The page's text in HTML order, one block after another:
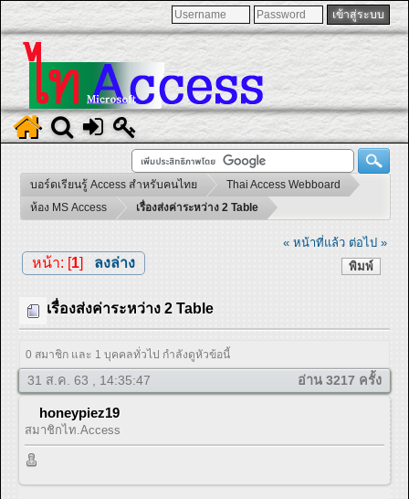
บอร์ดเรียนรู้ Access สำหรับคนไทย
Thai Access Webboard
ห้อง MS Access
เรื่องส่งค่าระหว่าง 2 Table
« หน้าที่แล้ว ต่อไป »
พิมพ์
หน้า: [1] ลงล่าง
เรื่องส่งค่าระหว่าง 2 Table
0 สมาชิก และ 1 บุคคลทั่วไป กำลังดูหัวข้อนี้
31 ส.ค. 63 , 14:35:47 อ่าน 3217 ครั้ง
honeypiez19
สมาชิกไท.Access